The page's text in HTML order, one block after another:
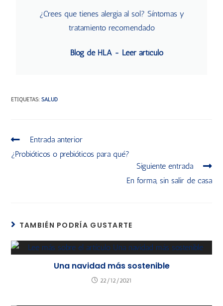
¿Crees que tienes alergia al sol? Síntomas y
tratamiento recomendado
Blog de HLA - Leer artículo
ETIQUETAS:SALUD
Entrada anterior
¿Probióticos o prebióticos para qué?
Siguiente entrada
En forma, sin salir de casa
TAMBIÉN PODRÍA GUSTARTE
Una navidad más sostenible
22/12/2021